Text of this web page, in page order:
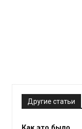
Другие статьи